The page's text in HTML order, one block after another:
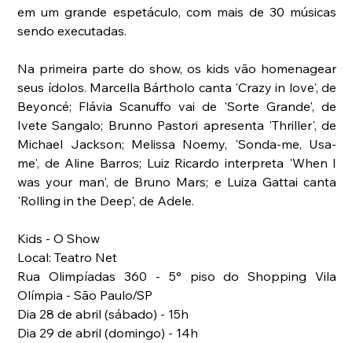
em um grande espetáculo, com mais de 30 músicas
sendo executadas.
Na primeira parte do show, os kids vão homenagear
seus ídolos. Marcella Bártholo canta 'Crazy in love', de
Beyoncé; Flávia Scanuffo vai de 'Sorte Grande', de
Ivete Sangalo; Brunno Pastori apresenta 'Thriller', de
Michael Jackson; Melissa Noemy, 'Sonda-me, Usa-
me', de Aline Barros; Luiz Ricardo interpreta 'When I
was your man', de Bruno Mars; e Luiza Gattai canta
'Rolling in the Deep', de Adele.
Kids - O Show
Local: Teatro Net
Rua Olimpíadas 360 - 5° piso do Shopping Vila
Olímpia - São Paulo/SP
Dia 28 de abril (sábado) - 15h
Dia 29 de abril (domingo) - 14h